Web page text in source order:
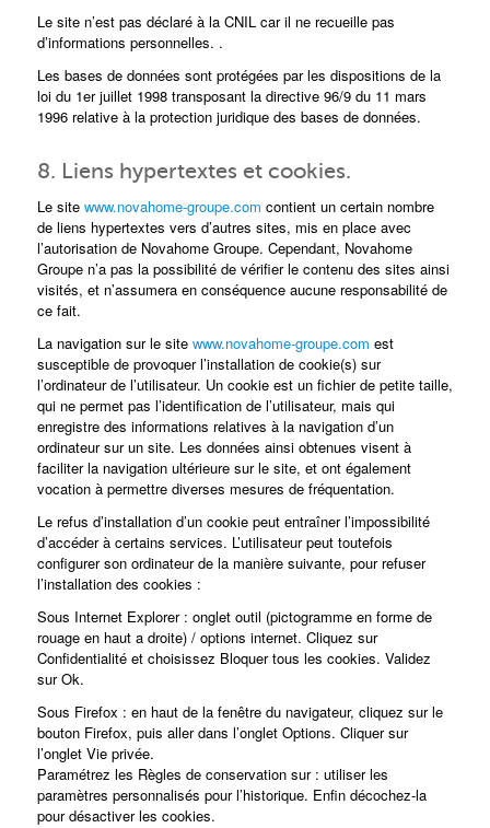
Le site n’est pas déclaré à la CNIL car il ne recueille pas
d’informations personnelles. .
Les bases de données sont protégées par les dispositions de la
loi du 1er juillet 1998 transposant la directive 96/9 du 11 mars
1996 relative à la protection juridique des bases de données.
8. Liens hypertextes et cookies.
Le site www.novahome-groupe.com contient un certain nombre
de liens hypertextes vers d’autres sites, mis en place avec
l’autorisation de Novahome Groupe. Cependant, Novahome
Groupe n’a pas la possibilité de vérifier le contenu des sites ainsi
visités, et n’assumera en conséquence aucune responsabilité de
ce fait.
La navigation sur le site www.novahome-groupe.com est
susceptible de provoquer l’installation de cookie(s) sur
l’ordinateur de l’utilisateur. Un cookie est un fichier de petite taille,
qui ne permet pas l’identification de l’utilisateur, mais qui
enregistre des informations relatives à la navigation d’un
ordinateur sur un site. Les données ainsi obtenues visent à
faciliter la navigation ultérieure sur le site, et ont également
vocation à permettre diverses mesures de fréquentation.
Le refus d’installation d’un cookie peut entraîner l’impossibilité
d’accéder à certains services. L’utilisateur peut toutefois
configurer son ordinateur de la manière suivante, pour refuser
l’installation des cookies :
Sous Internet Explorer : onglet outil (pictogramme en forme de
rouage en haut a droite) / options internet. Cliquez sur
Confidentialité et choisissez Bloquer tous les cookies. Validez
sur Ok.
Sous Firefox : en haut de la fenêtre du navigateur, cliquez sur le
bouton Firefox, puis aller dans l’onglet Options. Cliquer sur
l’onglet Vie privée.
Paramétrez les Règles de conservation sur : utiliser les
paramètres personnalisés pour l’historique. Enfin décochez-la
pour désactiver les cookies.